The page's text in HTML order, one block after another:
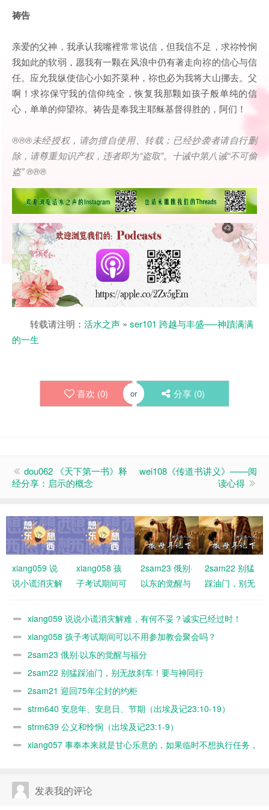
祷告
亲爱的父神，我承认我嘴裡常常说信，但我信不足，求祢怜悯
我如此的软弱，愿我有一颗在风浪中仍有著走向祢的信心与信
任。应允我纵使信心小如芥菜种，祢也必为我将大山挪去。父
啊！求祢保守我的信仰纯全，恢复我那颗如孩子般单纯的信
心，单单的仰望祢。祷告是奉我主耶稣基督得胜的，阿们！
®®®未经授权，请勿擅自使用、转载；已经抄袭者请自行删
除，请尊重知识产权，违者即为“盗取”。十诫中第八诫“不可偷
盗” ®®®
转载请注明： 活水之声 » ser101 跨越与丰盛──神蹟满满
的一生
喜欢 (0) or 分享 (0)
dou062 《天下第一书》释
经分享：启示的概念
wei108《传道书讲义》——阅
读心得
xiang059 说
说小谎消灾解
xiang058 孩
子考试期间可
会聚会吗？
2sam23 俄别·
以东的觉醒与
2sam22 别猛
踩油门，别无
神同行
xiang059 说说小谎消灾解难，有何不妥？诚实已经过时！
xiang058 孩子考试期间可以不用参加教会聚会吗？
2sam23 俄别·以东的觉醒与福分
2sam22 别猛踩油门，别无故刹车！要与神同行
2sam21 迎回75年尘封的约柜
strm640 安息年、安息日、节期（出埃及记23:10-19）
strm639 公义和怜悯（出埃及记23:1-9）
xiang057 事奉本来就是甘心乐意的，如果临时不想执行任务，
发表我的评论